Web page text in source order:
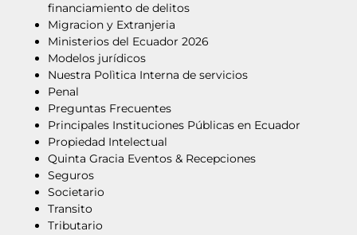
financiamiento de delitos
Migracion y Extranjeria
Ministerios del Ecuador 2026
Modelos jurídicos
Nuestra Polìtica Interna de servicios
Penal
Preguntas Frecuentes
Principales Instituciones Públicas en Ecuador
Propiedad Intelectual
Quinta Gracia Eventos & Recepciones
Seguros
Societario
Transito
Tributario